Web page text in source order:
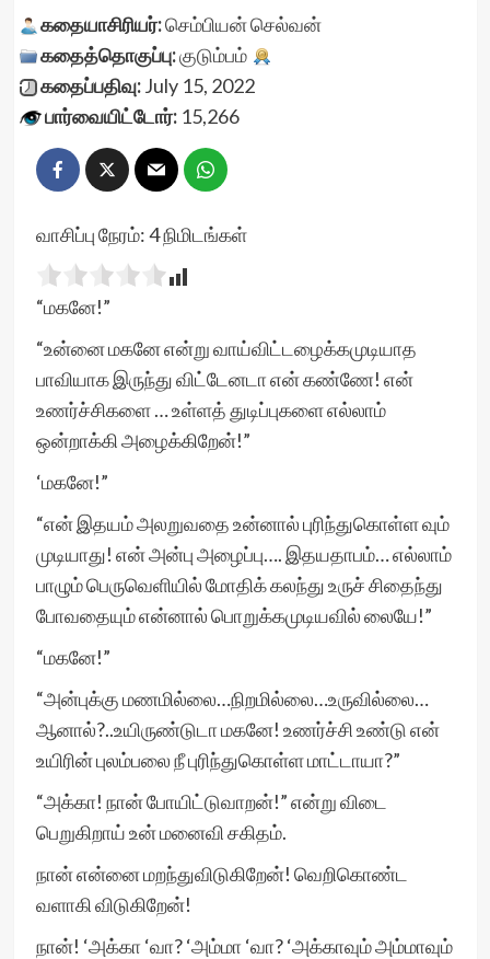
கதையாசிரியர்:செம்பியன் செல்வன்
கதைத்தொகுப்பு:குடும்பம்
கதைப்பதிவு:July 15, 2022
பார்வையிட்டோர்:15,266
வாசிப்பு நேரம்:4நிமிடங்கள்
“மகனே!”
“உன்னை மகனே என்று வாய்விட்டழைக்கமுடியாத
பாவியாக இருந்து விட்டேனடா என் கண்ணே! என்
உணர்ச்சிகளை … உள்ளத் துடிப்புகளை எல்லாம்
ஒன்றாக்கி அழைக்கிறேன்!”
‘மகனே!”
“என் இதயம் அலறுவதை உன்னால் புரிந்துகொள்ள வும்
முடியாது! என் அன்பு அழைப்பு…. இதயதாபம்… எல்லாம்
பாழும் பெருவெளியில் மோதிக் கலந்து உருச் சிதைந்து
போவதையும் என்னால் பொறுக்கமுடியவில் லையே!”
“மகனே!”
“அன்புக்கு மணமில்லை…நிறமில்லை…உருவில்லை…
ஆனால்?..உயிருண்டுடா மகனே! உணர்ச்சி உண்டு என்
உயிரின் புலம்பலை நீ புரிந்துகொள்ள மாட்டாயா?”
“அக்கா! நான் போயிட்டுவாறன்!” என்று விடை
பெறுகிறாய் உன் மனைவி சகிதம்.
நான் என்னை மறந்துவிடுகிறேன்! வெறிகொண்ட
வளாகி விடுகிறேன்!
நான்! ‘அக்கா ‘வா? ‘அம்மா ‘வா? ‘அக்காவும் அம்மாவும்